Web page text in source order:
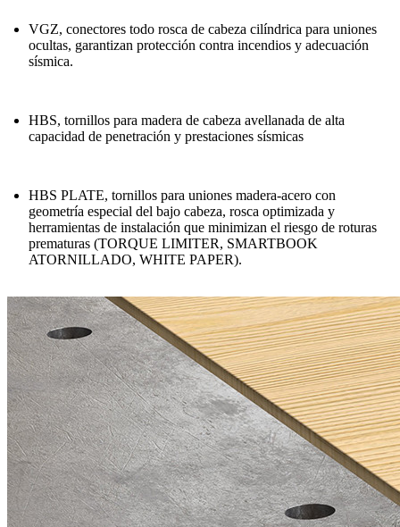
VGZ, conectores todo rosca de cabeza cilíndrica para uniones
ocultas, garantizan protección contra incendios y adecuación
sísmica.
HBS, tornillos para madera de cabeza avellanada de alta
capacidad de penetración y prestaciones sísmicas
HBS PLATE, tornillos para uniones madera-acero con
geometría especial del bajo cabeza, rosca optimizada y
herramientas de instalación que minimizan el riesgo de roturas
prematuras (TORQUE LIMITER, SMARTBOOK
ATORNILLADO, WHITE PAPER).